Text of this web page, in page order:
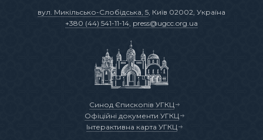
вул. Микільсько-Слобідська, 5, Київ 02002, Україна
+380 (44) 541-11-14, press@ugcc.org.ua
Синод Єпископів УГКЦ
Офіційні документи УГКЦ
Інтерактивна карта УГКЦ